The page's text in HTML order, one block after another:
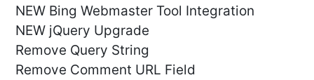
NEW Bing Webmaster Tool Integration
NEW jQuery Upgrade
Remove Query String
Remove Comment URL Field